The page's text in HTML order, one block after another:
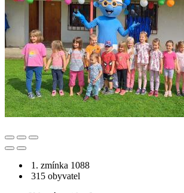
1. zmínka 1088
315 obyvatel